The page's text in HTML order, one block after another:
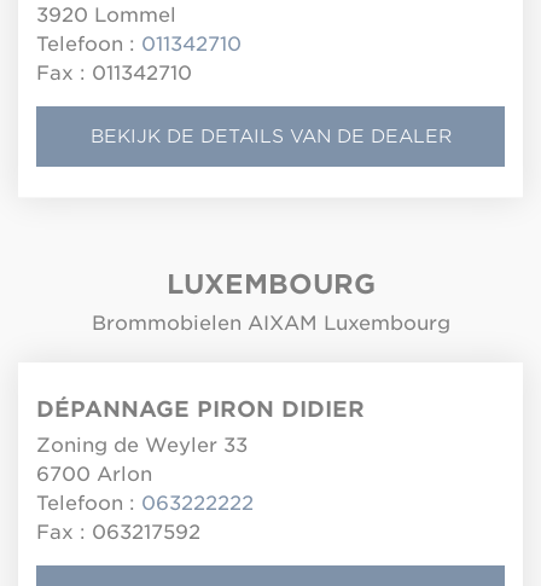
3920 Lommel
Telefoon : 011342710
Fax : 011342710
BEKIJK DE DETAILS VAN DE DEALER
LUXEMBOURG
Brommobielen AIXAM Luxembourg
DÉPANNAGE PIRON DIDIER
Zoning de Weyler 33
6700 Arlon
Telefoon : 063222222
Fax : 063217592